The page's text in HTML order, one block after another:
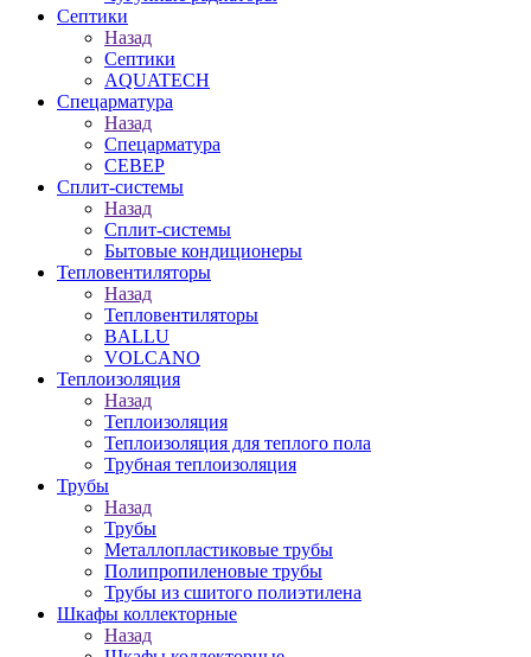
Септики
Назад
Септики
AQUATECH
Спецарматура
Назад
Спецарматура
СЕВЕР
Сплит-системы
Назад
Сплит-системы
Бытовые кондиционеры
Тепловентиляторы
Назад
Тепловентиляторы
BALLU
VOLCANO
Теплоизоляция
Назад
Теплоизоляция
Теплоизоляция для теплого пола
Трубная теплоизоляция
Трубы
Назад
Трубы
Металлопластиковые трубы
Полипропиленовые трубы
Трубы из сшитого полиэтилена
Шкафы коллекторные
Назад